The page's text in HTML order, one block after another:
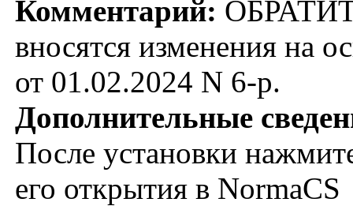
Комментарий:
вносятся изменения на
от 01.02.2024 N 6-р.
Дополнительные
После установки
его открытия в NormaCS